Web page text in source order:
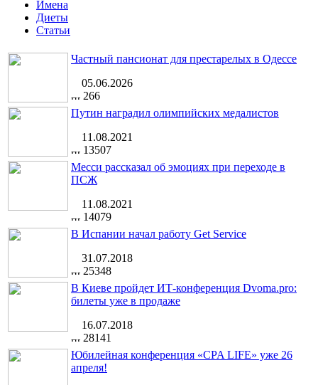
Имена
Диеты
Статьи
Частный пансионат для престарелых в Одессе
05.06.2026
266
Путин наградил олимпийских медалистов
11.08.2021
13507
Месси рассказал об эмоциях при переходе в
ПСЖ
11.08.2021
14079
В Испании начал работу Get Service
31.07.2018
25348
В Киеве пройдет ИТ-конференция Dvoma.pro:
билеты уже в продаже
16.07.2018
28141
Юбилейная конференция «CPA LIFE» уже 26
апреля!